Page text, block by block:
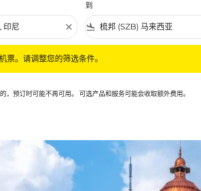
close
到
flight_land
票。请调整您的筛选条件。
，预订时可能不再可用。 可选产品和服务可能会收取额外费用。